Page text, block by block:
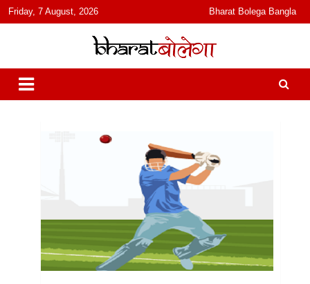
content
Friday, 7 August, 2026 Bharat Bolega Bangla
भारत बोलेगा
हिंदी में समाचार, विचार, ऑडियो, वीडियो और फ़ीचर. भारत बोलेगा हिंदी न्यूज़ वेबसाइट
India: News, Views, Info, Trends & Podcast I जानकारी भी समझदारी भी
और पॉडकास्ट